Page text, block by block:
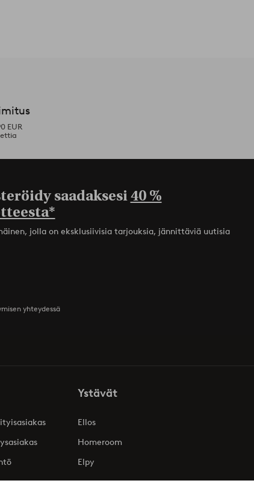
EUR
saadaksesi40 %
jolla on eksklusiivisia tarjouksia, jännittäviä uutisia
yhteydessä
Ystävät
Ellos
Homeroom
Elpy